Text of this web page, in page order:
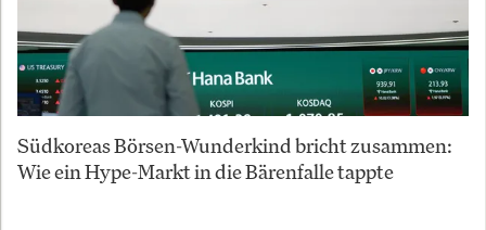
Südkoreas Börsen-Wunderkind bricht zusammen:
Wie ein Hype-Markt in die Bärenfalle tappte